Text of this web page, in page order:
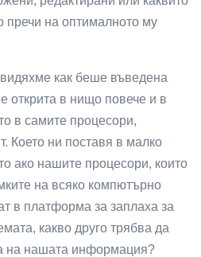
пречи на оптималното му
как беше въведена
открита в нищо повече и в
в самите процесори,
Което ни поставя в малко
ако нашите процесори, които
на всяко компютърно
в платформа за заплаха за
какво друго трябва да
на нашата информация?